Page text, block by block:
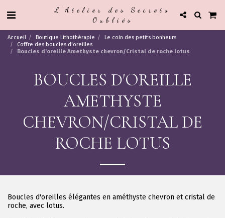
L'Atelier des Secrets
Oubliés
Accueil Boutique Lithothérapie
Le coin des petits bonheurs
Coffre des boucles d'oreilles
Boucles d'oreille Amethyste chevron/Cristal de roche lotus
BOUCLES D'OREILLE
AMETHYSTE
CHEVRON/CRISTAL DE
ROCHE LOTUS
Boucles d'oreilles élégantes en améthyste chevron et cristal de
roche, avec lotus.